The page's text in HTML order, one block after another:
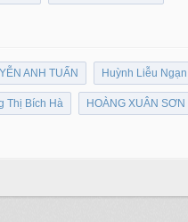
ANH TUẤN Huỳnh Liễu Ngạn
Thị Bích Hà HOÀNG XUÂN SƠN